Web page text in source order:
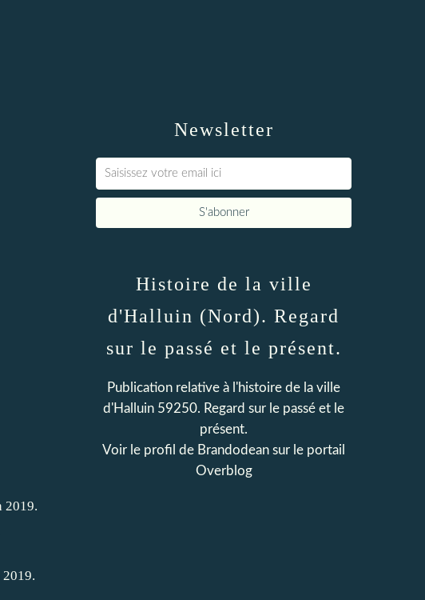
Newsletter
Histoire de la ville
d'Halluin (Nord). Regard
sur le passé et le présent.
Publication relative à l'histoire de la ville
d'Halluin 59250. Regard sur le passé et le
présent.
Voir le profil de Brandodean sur le portail
Overblog